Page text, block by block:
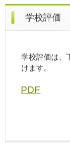
学校評価
学校評価は
けます。
PDF